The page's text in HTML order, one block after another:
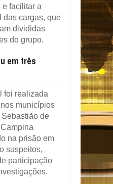
e facilitar a
das cargas, que
divididas
do grupo.
em três
foi realizada
municípios
de
na prisão em
suspeitos,
participação